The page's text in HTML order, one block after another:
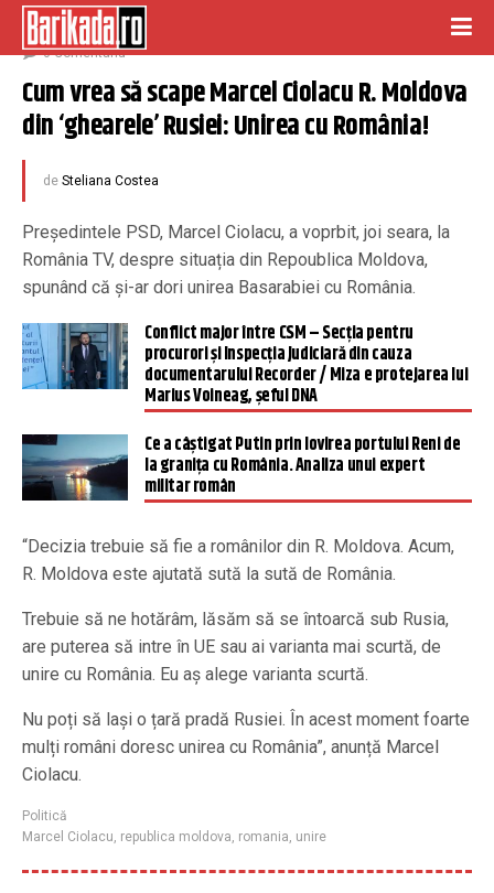
decembrie 2, 2022
0 Comentariu
Cum vrea să scape Marcel Ciolacu R. Moldova
din ‘ghearele’ Rusiei: Unirea cu România!
de Steliana Costea
Președintele PSD, Marcel Ciolacu, a voprbit, joi seara, la
România TV, despre situația din Repoublica Moldova,
spunând că și-ar dori unirea Basarabiei cu România.
Conflict major între CSM – Secția pentru
procurori și Inspecția Judiciară din cauza
documentarului Recorder / Miza e protejarea lui
Marius Voineag, șeful DNA
Ce a câștigat Putin prin lovirea portului Reni de
la granița cu România. Analiza unui expert
militar român
“Decizia trebuie să fie a românilor din R. Moldova. Acum,
R. Moldova este ajutată sută la sută de România.
Trebuie să ne hotărâm, lăsăm să se întoarcă sub Rusia,
are puterea să intre în UE sau ai varianta mai scurtă, de
unire cu România. Eu aș alege varianta scurtă.
Nu poți să lași o țară pradă Rusiei. În acest moment foarte
mulți români doresc unirea cu România”, anunță Marcel
Ciolacu.
Politică
Marcel Ciolacu, republica moldova, romania, unire